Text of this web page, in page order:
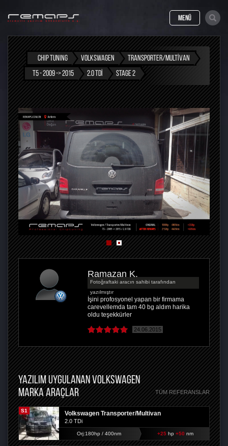
MENÜ
CHIP TUNING VOLKSWAGEN
TRANSPORTER/MULTIVAN
T5 - 2009 -> 2015
2.0 TDI STAGE 2
Ramazan K.
Fotoğraftaki aracın sahibi tarafından
yazılmıştır
İşini profosyonel yapan bir firmama
carevellemda tam 40 bg aldım harika
oldu teşekkürler
24.06.2015
YAZILIM UYGULANAN VOLKSWAGEN
MARKA ARAÇLAR
TÜM REFERANSLAR
S1 Volkswagen Transporter/Multivan
2.0 TDi
Orj:180hp / 400nm +25hp +50 nm